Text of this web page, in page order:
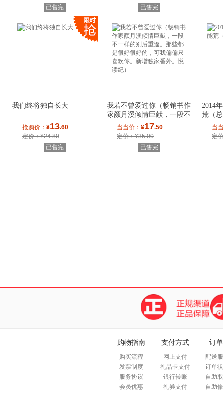
已售完 已售完
我们终将独自长大
抢购价： ¥13.60
定价：¥24.80
已售完
我若不曾爱过你（畅销书作
家颜月溪倾情巨献，一段不
一样的别后重
当当价： ¥17.50
定价：¥35.00
已售完
2014
荒（
当
定
购物指南
购买流程
发票制度
服务协议
会员优惠
支付方式
网上支付
礼品卡支付
银行转账
礼券支付
订
配送
订单
自助
自助